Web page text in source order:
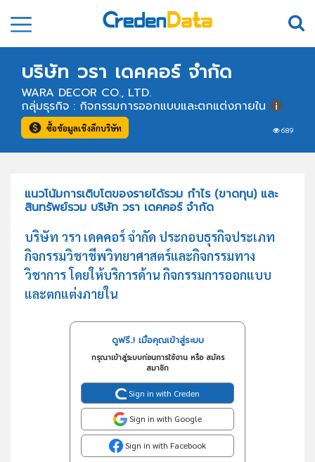
บริษัท วรา เดคคอร์ จำกัด
WARA DECOR CO., LTD.
689
กลุ่มธุรกิจ : กิจกรรมการออกแบบและตกแต่งภายใน
ซื้อข้อมูลเชิงลึกบริษัท
แนวโน้มการเติบโตของรายได้รวม กำไร (ขาดทุน) และ
สินทรัพย์รวม บริษัท วรา เดคคอร์ จำกัด
บริษัท วรา เดคคอร์ จำกัด ประกอบธุรกิจประเภท
กิจกรรมวิชาชีพวิทยาศาสตร์และกิจกรรมทาง
วิชาการ โดยให้บริการด้าน กิจกรรมการออกแบบ
และตกแต่งภายใน
ดูฟรี..! เมื่อคุณเข้าสู่ระบบ
กรุณาเข้าสู่ระบบก่อนการใช้งาน หรือ สมัคร
สมาชิก
Sign in with Creden
Sign in with Google
Sign in with Facebook